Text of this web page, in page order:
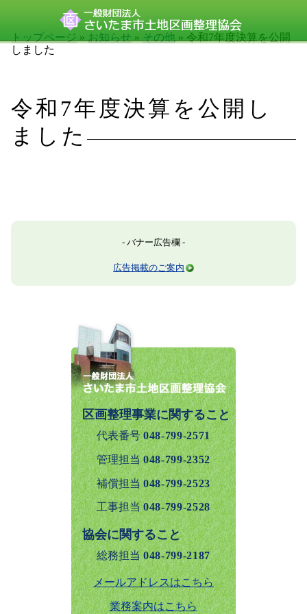
トップページ » お知らせ » その他 » 令和7年度決算を公開
しました
令和7年度決算を公開し
ました
- バナー広告欄 -
広告掲載のご案内
区画整理事業に関すること
代表番号048-799-2571
管理担当048-799-2352
補償担当048-799-2523
工事担当048-799-2528
協会に関すること
総務担当048-799-2187
メールアドレスはこちら
業務案内はこちら